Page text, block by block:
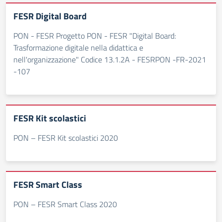
FESR Digital Board
PON - FESR Progetto PON - FESR "Digital Board:
Trasformazione digitale nella didattica e
nell'organizzazione" Codice 13.1.2A - FESRPON -FR-2021
-107
FESR Kit scolastici
PON – FESR Kit scolastici 2020
FESR Smart Class
PON – FESR Smart Class 2020